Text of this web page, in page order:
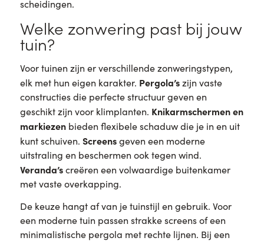
scheidingen.
Welke zonwering past bij jouw
tuin?
Voor tuinen zijn er verschillende zonweringstypen,
elk met hun eigen karakter. Pergola’szijn vaste
constructies die perfecte structuur geven en
geschikt zijn voor klimplanten. Knikarmschermen en
markiezenbieden flexibele schaduw die je in en uit
kunt schuiven. Screensgeven een moderne
uitstraling en beschermen ook tegen wind.
Veranda’screëren een volwaardige buitenkamer
met vaste overkapping.
De keuze hangt af van je tuinstijl en gebruik. Voor
een moderne tuin passen strakke screens of een
minimalistische pergola met rechte lijnen. Bij een